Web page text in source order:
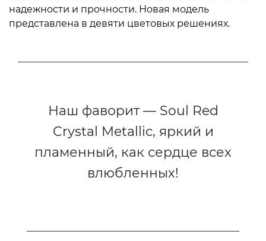
надежности и прочности. Новая модель
представлена в девяти цветовых решениях.
Наш фаворит — Soul Red
Crystal Metallic, яркий и
пламенный, как сердце всех
влюбленных!